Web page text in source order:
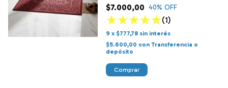
$7.000,00 40% OFF
(1)
9 x $777,78 sin interés
$5.600,00 con Transferencia o
depósito
Comprar